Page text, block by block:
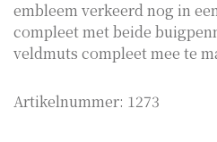
embleem verkeerd nog in
compleet met beide
veldmuts compleet mee te
Artikelnummer: 1273